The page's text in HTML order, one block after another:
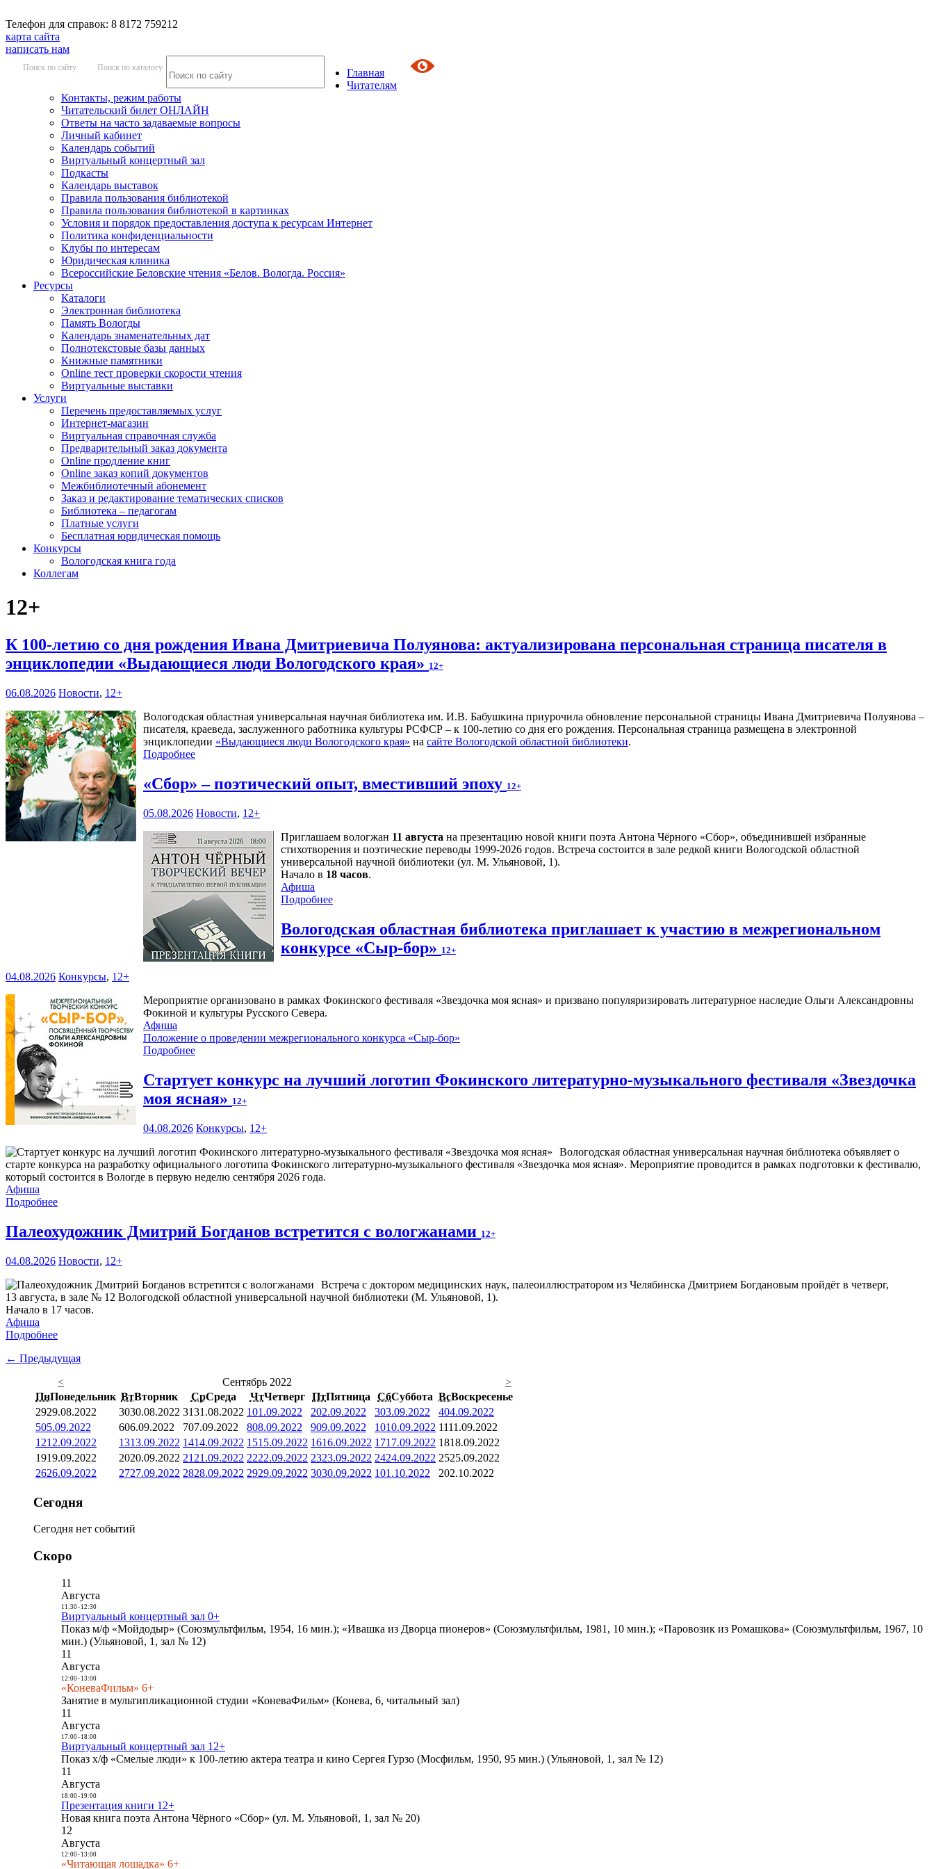
Телефон для справок: 8 8172 759212
карта сайта
написать нам
Поиск по сайту Поиск по каталогу
Главная
Читателям
Контакты, режим работы
Читательский билет ОНЛАЙН
Ответы на часто задаваемые вопросы
Личный кабинет
Календарь событий
Виртуальный концертный зал
Подкасты
Календарь выставок
Правила пользования библиотекой
Правила пользования библиотекой в картинках
Условия и порядок предоставления доступа к ресурсам Интернет
Политика конфиденциальности
Клубы по интересам
Юридическая клиника
Всероссийские Беловские чтения «Белов. Вологда. Россия»
Ресурсы
Каталоги
Электронная библиотека
Память Вологды
Календарь знаменательных дат
Полнотекстовые базы данных
Книжные памятники
Online тест проверки скорости чтения
Виртуальные выставки
Услуги
Перечень предоставляемых услуг
Интернет-магазин
Виртуальная справочная служба
Предварительный заказ документа
Online продление книг
Online заказ копий документов
Межбиблиотечный абонемент
Заказ и редактирование тематических списков
Библиотека – педагогам
Платные услуги
Бесплатная юридическая помощь
Конкурсы
Вологодская книга года
Коллегам
12+
К 100-летию со дня рождения Ивана Дмитриевича Полуянова: актуализирована персональная страница писателя в
энциклопедии «Выдающиеся люди Вологодского края» 12+
06.08.2026 Новости, 12+
Вологодская областная универсальная научная библиотека им. И.В. Бабушкина приурочила обновление персональной страницы Ивана Дмитриевича Полуянова –
писателя, краеведа, заслуженного работника культуры РСФСР – к 100‑летию со дня его рождения. Персональная страница размещена в электронной
энциклопедии «Выдающиеся люди Вологодского края» на сайте Вологодской областной библиотеки.
Подробнее
«Сбор» – поэтический опыт, вместивший эпоху 12+
05.08.2026 Новости, 12+
Приглашаем вологжан 11 августа на презентацию новой книги поэта Антона Чёрного «Сбор», объединившей избранные
стихотворения и поэтические переводы 1999-2026 годов. Встреча состоится в зале редкой книги Вологодской областной
универсальной научной библиотеки (ул. М. Ульяновой, 1).
Начало в 18 часов.
Афиша
Подробнее
Вологодская областная библиотека приглашает к участию в межрегиональном
конкурсе «Сыр-бор» 12+
04.08.2026 Конкурсы, 12+
Мероприятие организовано в рамках Фокинского фестиваля «Звездочка моя ясная» и призвано популяризировать литературное наследие Ольги Александровны
Фокиной и культуры Русского Севера.
Афиша
Положение о проведении межрегионального конкурса «Сыр-бор»
Подробнее
Стартует конкурс на лучший логотип Фокинского литературно-музыкального фестиваля «Звездочка
моя ясная» 12+
04.08.2026 Конкурсы, 12+
Вологодская областная универсальная научная библиотека объявляет о
старте конкурса на разработку официального логотипа Фокинского литературно-музыкального фестиваля «Звездочка моя ясная». Мероприятие проводится в рамках подготовки к фестивалю,
который состоится в Вологде в первую неделю сентября 2026 года.
Афиша
Подробнее
Палеохудожник Дмитрий Богданов встретится с вологжанами 12+
04.08.2026 Новости, 12+
Встреча с доктором медицинских наук, палеоиллюстратором из Челябинска Дмитрием Богдановым пройдёт в четверг,
13 августа, в зале № 12 Вологодской областной универсальной научной библиотеки (М. Ульяновой, 1).
Начало в 17 часов.
Афиша
Подробнее
← Предыдущая
<
Сентябрь 2022
>
ПнПонедельник ВтВторник СрСреда ЧтЧетверг ПтПятница СбСуббота ВсВоскресенье
2929.08.2022 3030.08.2022 3131.08.2022 101.09.2022 202.09.2022 303.09.2022 404.09.2022
505.09.2022 606.09.2022 707.09.2022 808.09.2022 909.09.2022 1010.09.2022 1111.09.2022
1212.09.2022 1313.09.2022 1414.09.2022 1515.09.2022 1616.09.2022 1717.09.2022 1818.09.2022
1919.09.2022 2020.09.2022 21 21.09.2022 2222.09.2022 2323.09.2022 2424.09.2022 2525.09.2022
2626.09.2022 2727.09.2022 2828.09.2022 2929.09.2022 3030.09.2022 101.10.2022 202.10.2022
Сегодня
Сегодня нет событий
Скоро
11
Августа
11:30- 12:30
Виртуальный концертный зал 0+
Показ м/ф «Мойдодыр» (Союзмультфильм, 1954, 16 мин.); «Ивашка из Дворца пионеров» (Союзмультфильм, 1981, 10 мин.); «Паровозик из Ромашкова» (Союзмультфильм, 1967, 10
мин.) (Ульяновой, 1, зал № 12)
11
Августа
12:00- 13:00
«КоневаФильм» 6+
Занятие в мультипликационной студии «КоневаФильм» (Конева, 6, читальный зал)
11
Августа
17:00- 18:00
Виртуальный концертный зал 12+
Показ х/ф «Смелые люди» к 100-летию актера театра и кино Сергея Гурзо (Мосфильм, 1950, 95 мин.) (Ульяновой, 1, зал № 12)
11
Августа
18:00- 19:00
Презентация книги 12+
Новая книга поэта Антона Чёрного «Сбор» (ул. М. Ульяновой, 1, зал № 20)
12
Августа
12:00- 13:00
«Читающая лошадка» 6+